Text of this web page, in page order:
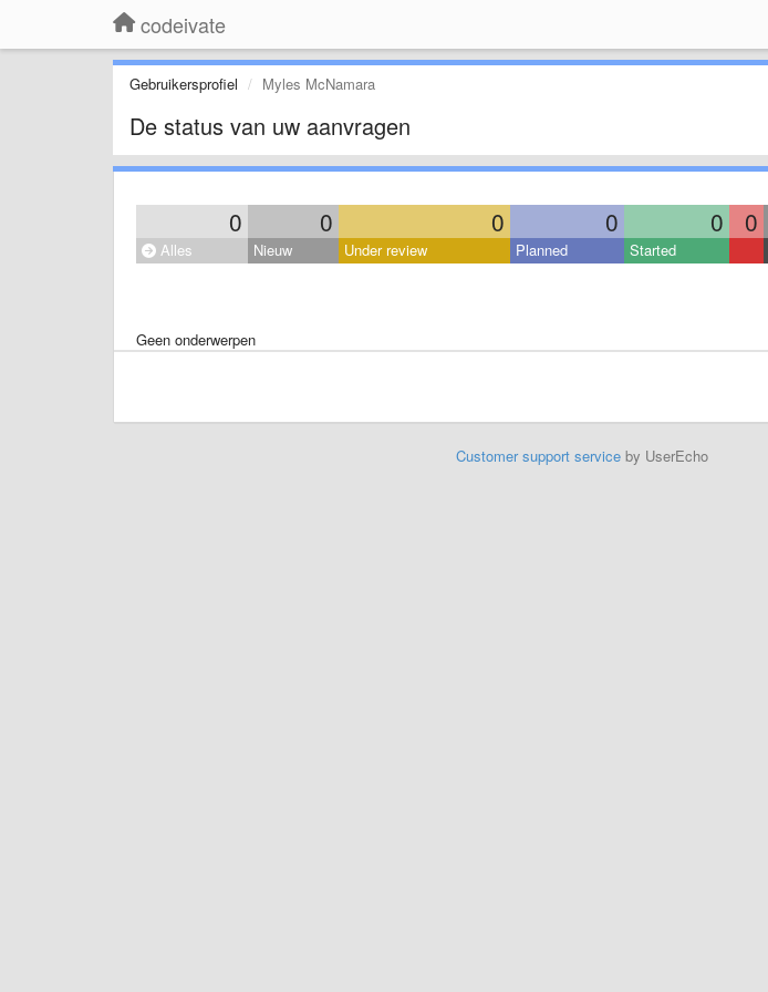
codeivate
Gebruikersprofiel Myles McNamara
De status van uw aanvragen
0 0 0 0 0 0
Alles Nieuw Under review Planned Started
Geen onderwerpen
Customer support serviceby UserEcho